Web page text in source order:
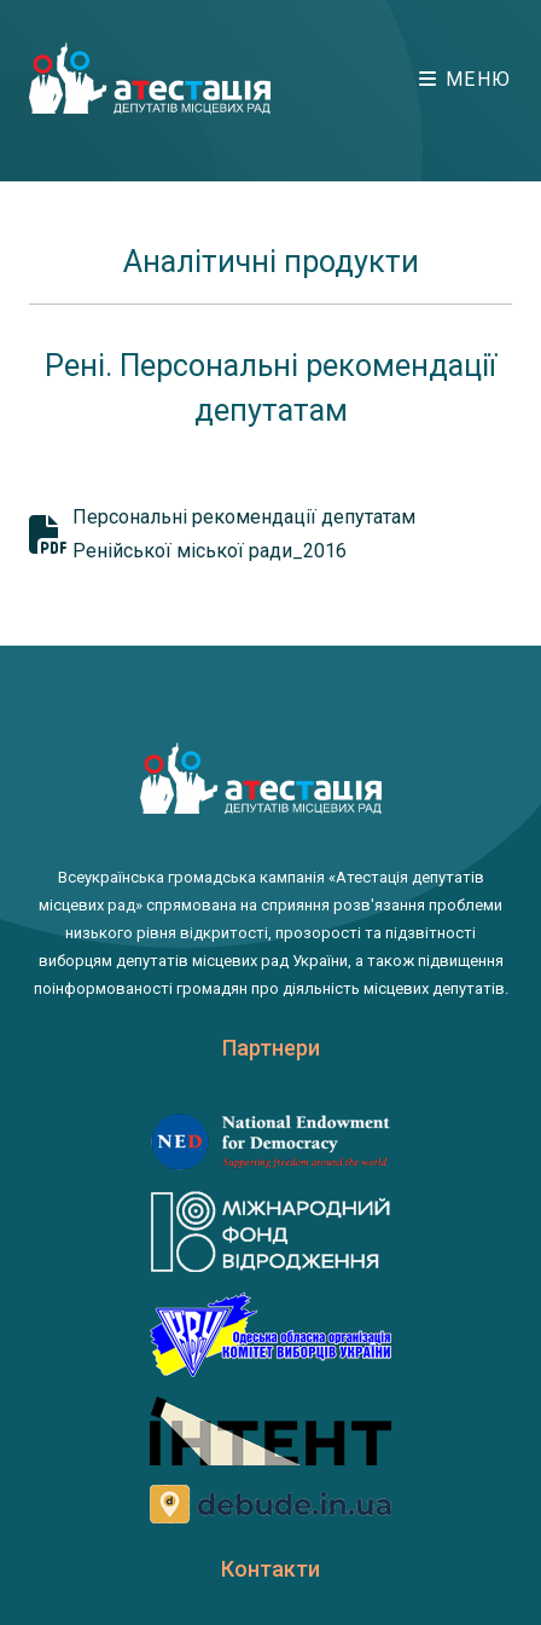
МЕНЮ
Аналітичні продукти
Рені. Персональні рекомендації
депутатам
Персональні рекомендації депутатам
Ренійської міської ради_2016
Всеукраїнська громадська кампанія «Атестація депутатів
місцевих рад» спрямована на сприяння розв'язання проблеми
низького рівня відкритості, прозорості та підзвітності
виборцям депутатів місцевих рад України, а також підвищення
поінформованості громадян про діяльність місцевих депутатів.
Партнери
Контакти